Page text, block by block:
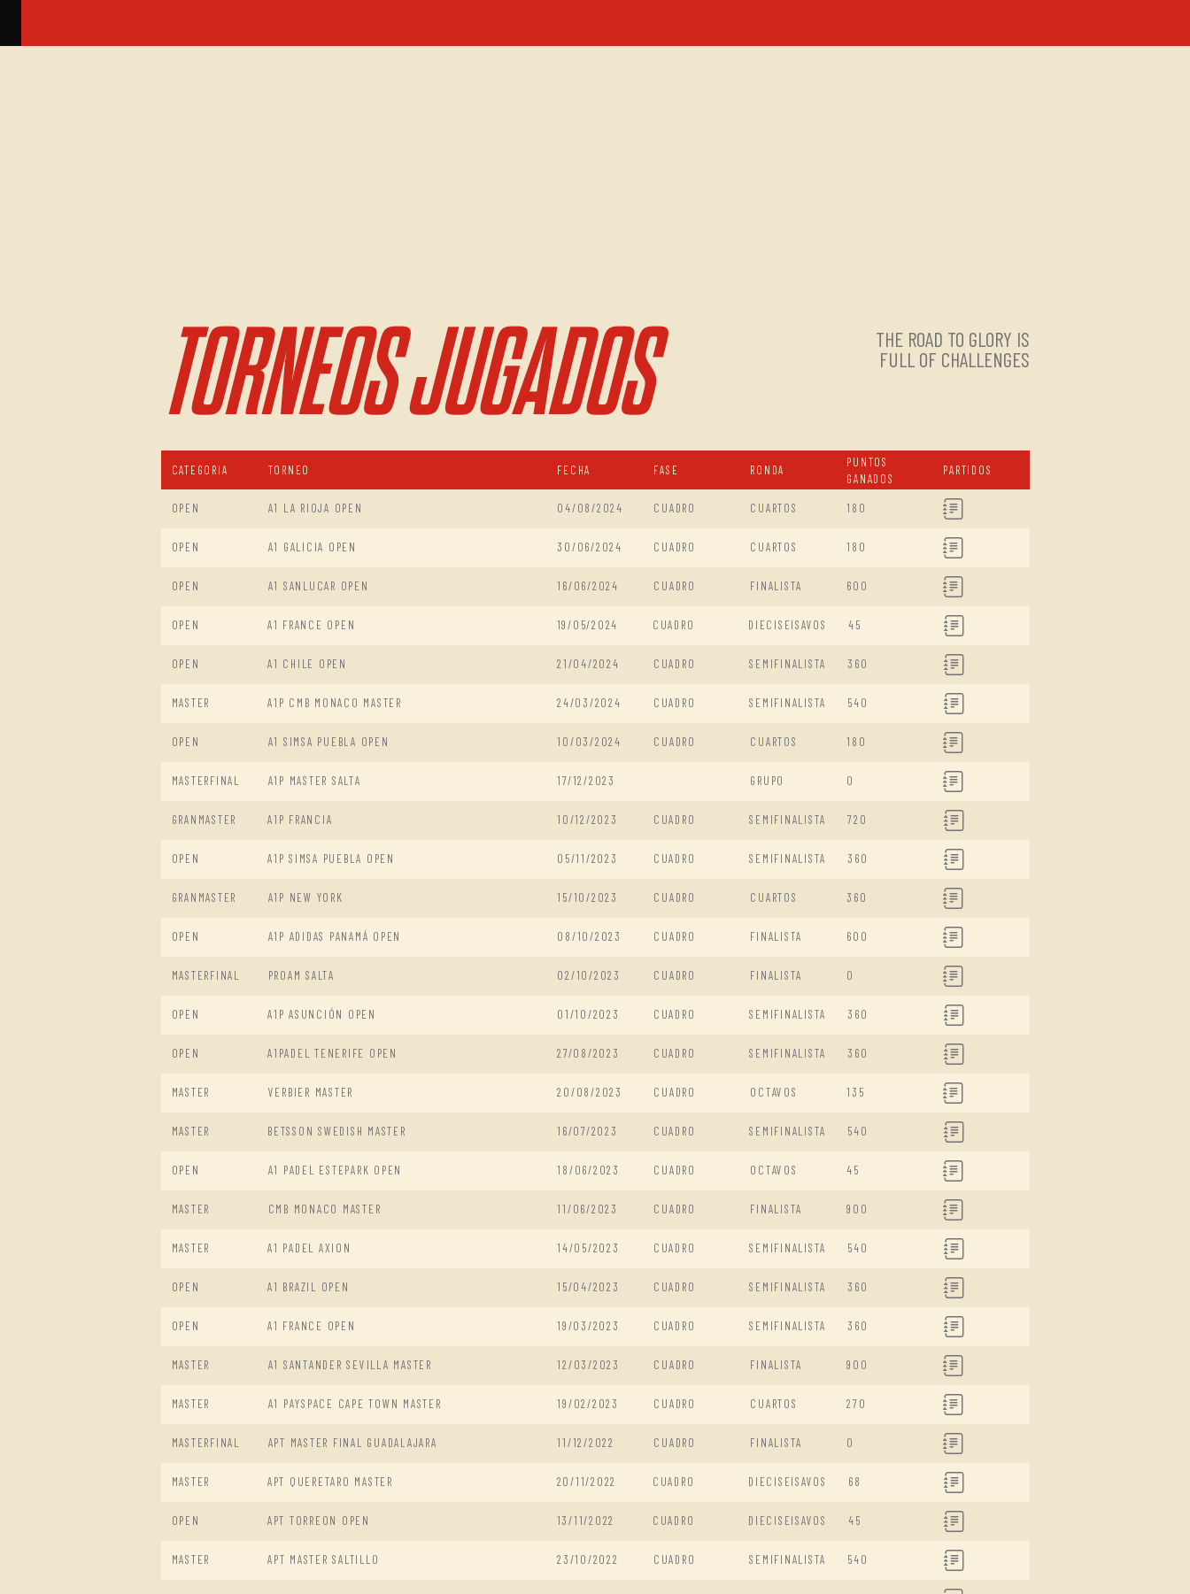
TORNEOS JUGADOS
THE ROAD TO GLORY IS
FULL OF CHALLENGES
CATEGORIA TORNEO FECHA FASE RONDA
PUNTOS
GANADOS
PARTIDOS
OPEN A1 LA RIOJA OPEN 04/08/2024 CUADRO CUARTOS 180
OPEN A1 GALICIA OPEN 30/06/2024 CUADRO CUARTOS 180
OPEN A1 SANLUCAR OPEN 16/06/2024 CUADRO FINALISTA 600
OPEN A1 FRANCE OPEN 19/05/2024 CUADRO DIECISEISAVOS 45
OPEN A1 CHILE OPEN 21/04/2024 CUADRO SEMIFINALISTA 360
MASTER A1P CMB MONACO MASTER 24/03/2024 CUADRO SEMIFINALISTA 540
OPEN A1 SIMSA PUEBLA OPEN 10/03/2024 CUADRO CUARTOS 180
MASTERFINAL A1P MASTER SALTA 17/12/2023 GRUPO 0
GRANMASTER A1P FRANCIA 10/12/2023 CUADRO SEMIFINALISTA 720
OPEN A1P SIMSA PUEBLA OPEN 05/11/2023 CUADRO SEMIFINALISTA 360
GRANMASTER A1P NEW YORK 15/10/2023 CUADRO CUARTOS 360
OPEN A1P ADIDAS PANAMÁ OPEN 08/10/2023 CUADRO FINALISTA 600
MASTERFINAL PROAM SALTA 02/10/2023 CUADRO FINALISTA 0
OPEN A1P ASUNCIÓN OPEN 01/10/2023 CUADRO SEMIFINALISTA 360
OPEN A1PADEL TENERIFE OPEN 27/08/2023 CUADRO SEMIFINALISTA 360
MASTER VERBIER MASTER 20/08/2023 CUADRO OCTAVOS 135
MASTER BETSSON SWEDISH MASTER 16/07/2023 CUADRO SEMIFINALISTA 540
OPEN A1 PADEL ESTEPARK OPEN 18/06/2023 CUADRO OCTAVOS 45
MASTER CMB MONACO MASTER 11/06/2023 CUADRO FINALISTA 900
MASTER A1 PADEL AXION 14/05/2023 CUADRO SEMIFINALISTA 540
OPEN A1 BRAZIL OPEN 15/04/2023 CUADRO SEMIFINALISTA 360
OPEN A1 FRANCE OPEN 19/03/2023 CUADRO SEMIFINALISTA 360
MASTER A1 SANTANDER SEVILLA MASTER 12/03/2023 CUADRO FINALISTA 900
MASTER A1 PAYSPACE CAPE TOWN MASTER 19/02/2023 CUADRO CUARTOS 270
MASTERFINAL APT MASTER FINAL GUADALAJARA 11/12/2022 CUADRO FINALISTA 0
MASTER APT QUERETARO MASTER 20/11/2022 CUADRO DIECISEISAVOS 68
OPEN APT TORREON OPEN 13/11/2022 CUADRO DIECISEISAVOS 45
MASTER APT MASTER SALTILLO 23/10/2022 CUADRO SEMIFINALISTA 540